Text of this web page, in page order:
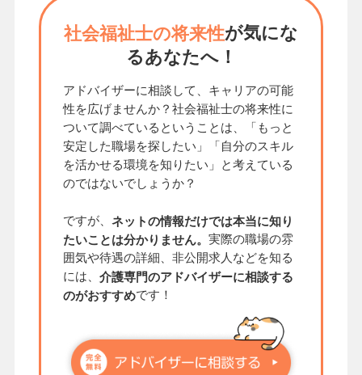
社会福祉士の将来性が気にな
るあなたへ！
アドバイザーに相談して、キャリアの可能
性を広げませんか？社会福祉士の将来性に
ついて調べているということは、「もっと
安定した職場を探したい」「自分のスキル
を活かせる環境を知りたい」と考えている
のではないでしょうか？
ですが、 ネットの情報だけでは本当に知り
たいことは分かりません。 実際の職場の雰
囲気や待遇の詳細、非公開求人などを知る
には、 介護専門のアドバイザーに相談する
のがおすすめです！